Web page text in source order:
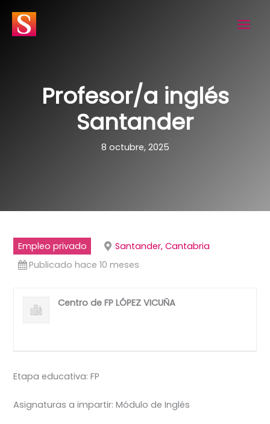
contenido
Profesor/a inglés
Santander
8 octubre, 2025
Empleo privado
Santander, Cantabria
Publicado hace 10 meses
Centro de FP LÓPEZ VICUÑA
Etapa educativa: FP
Asignaturas a impartir: Módulo de Inglés